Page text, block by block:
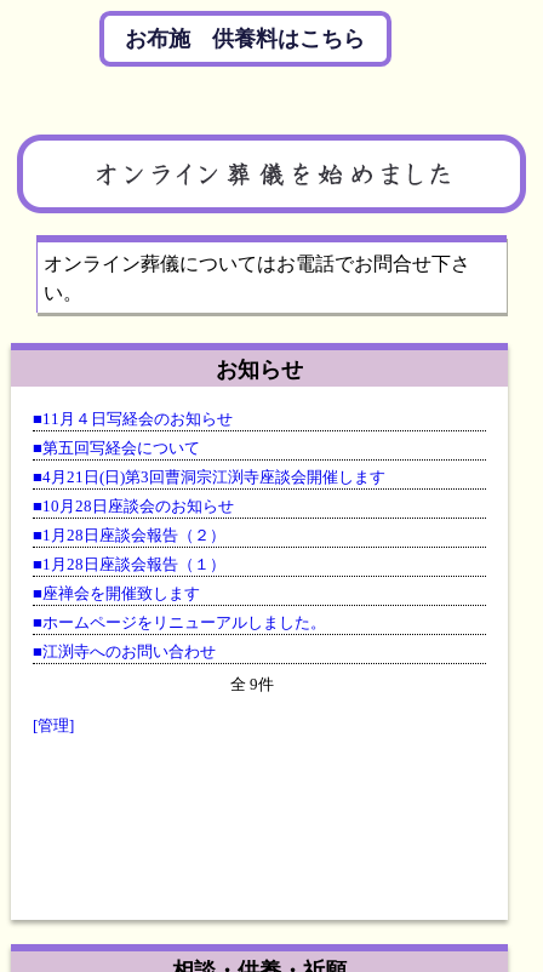
お布施 供養料はこちら
オンライン葬儀についてはお電話でお問合せ下さ
い。
お知らせ